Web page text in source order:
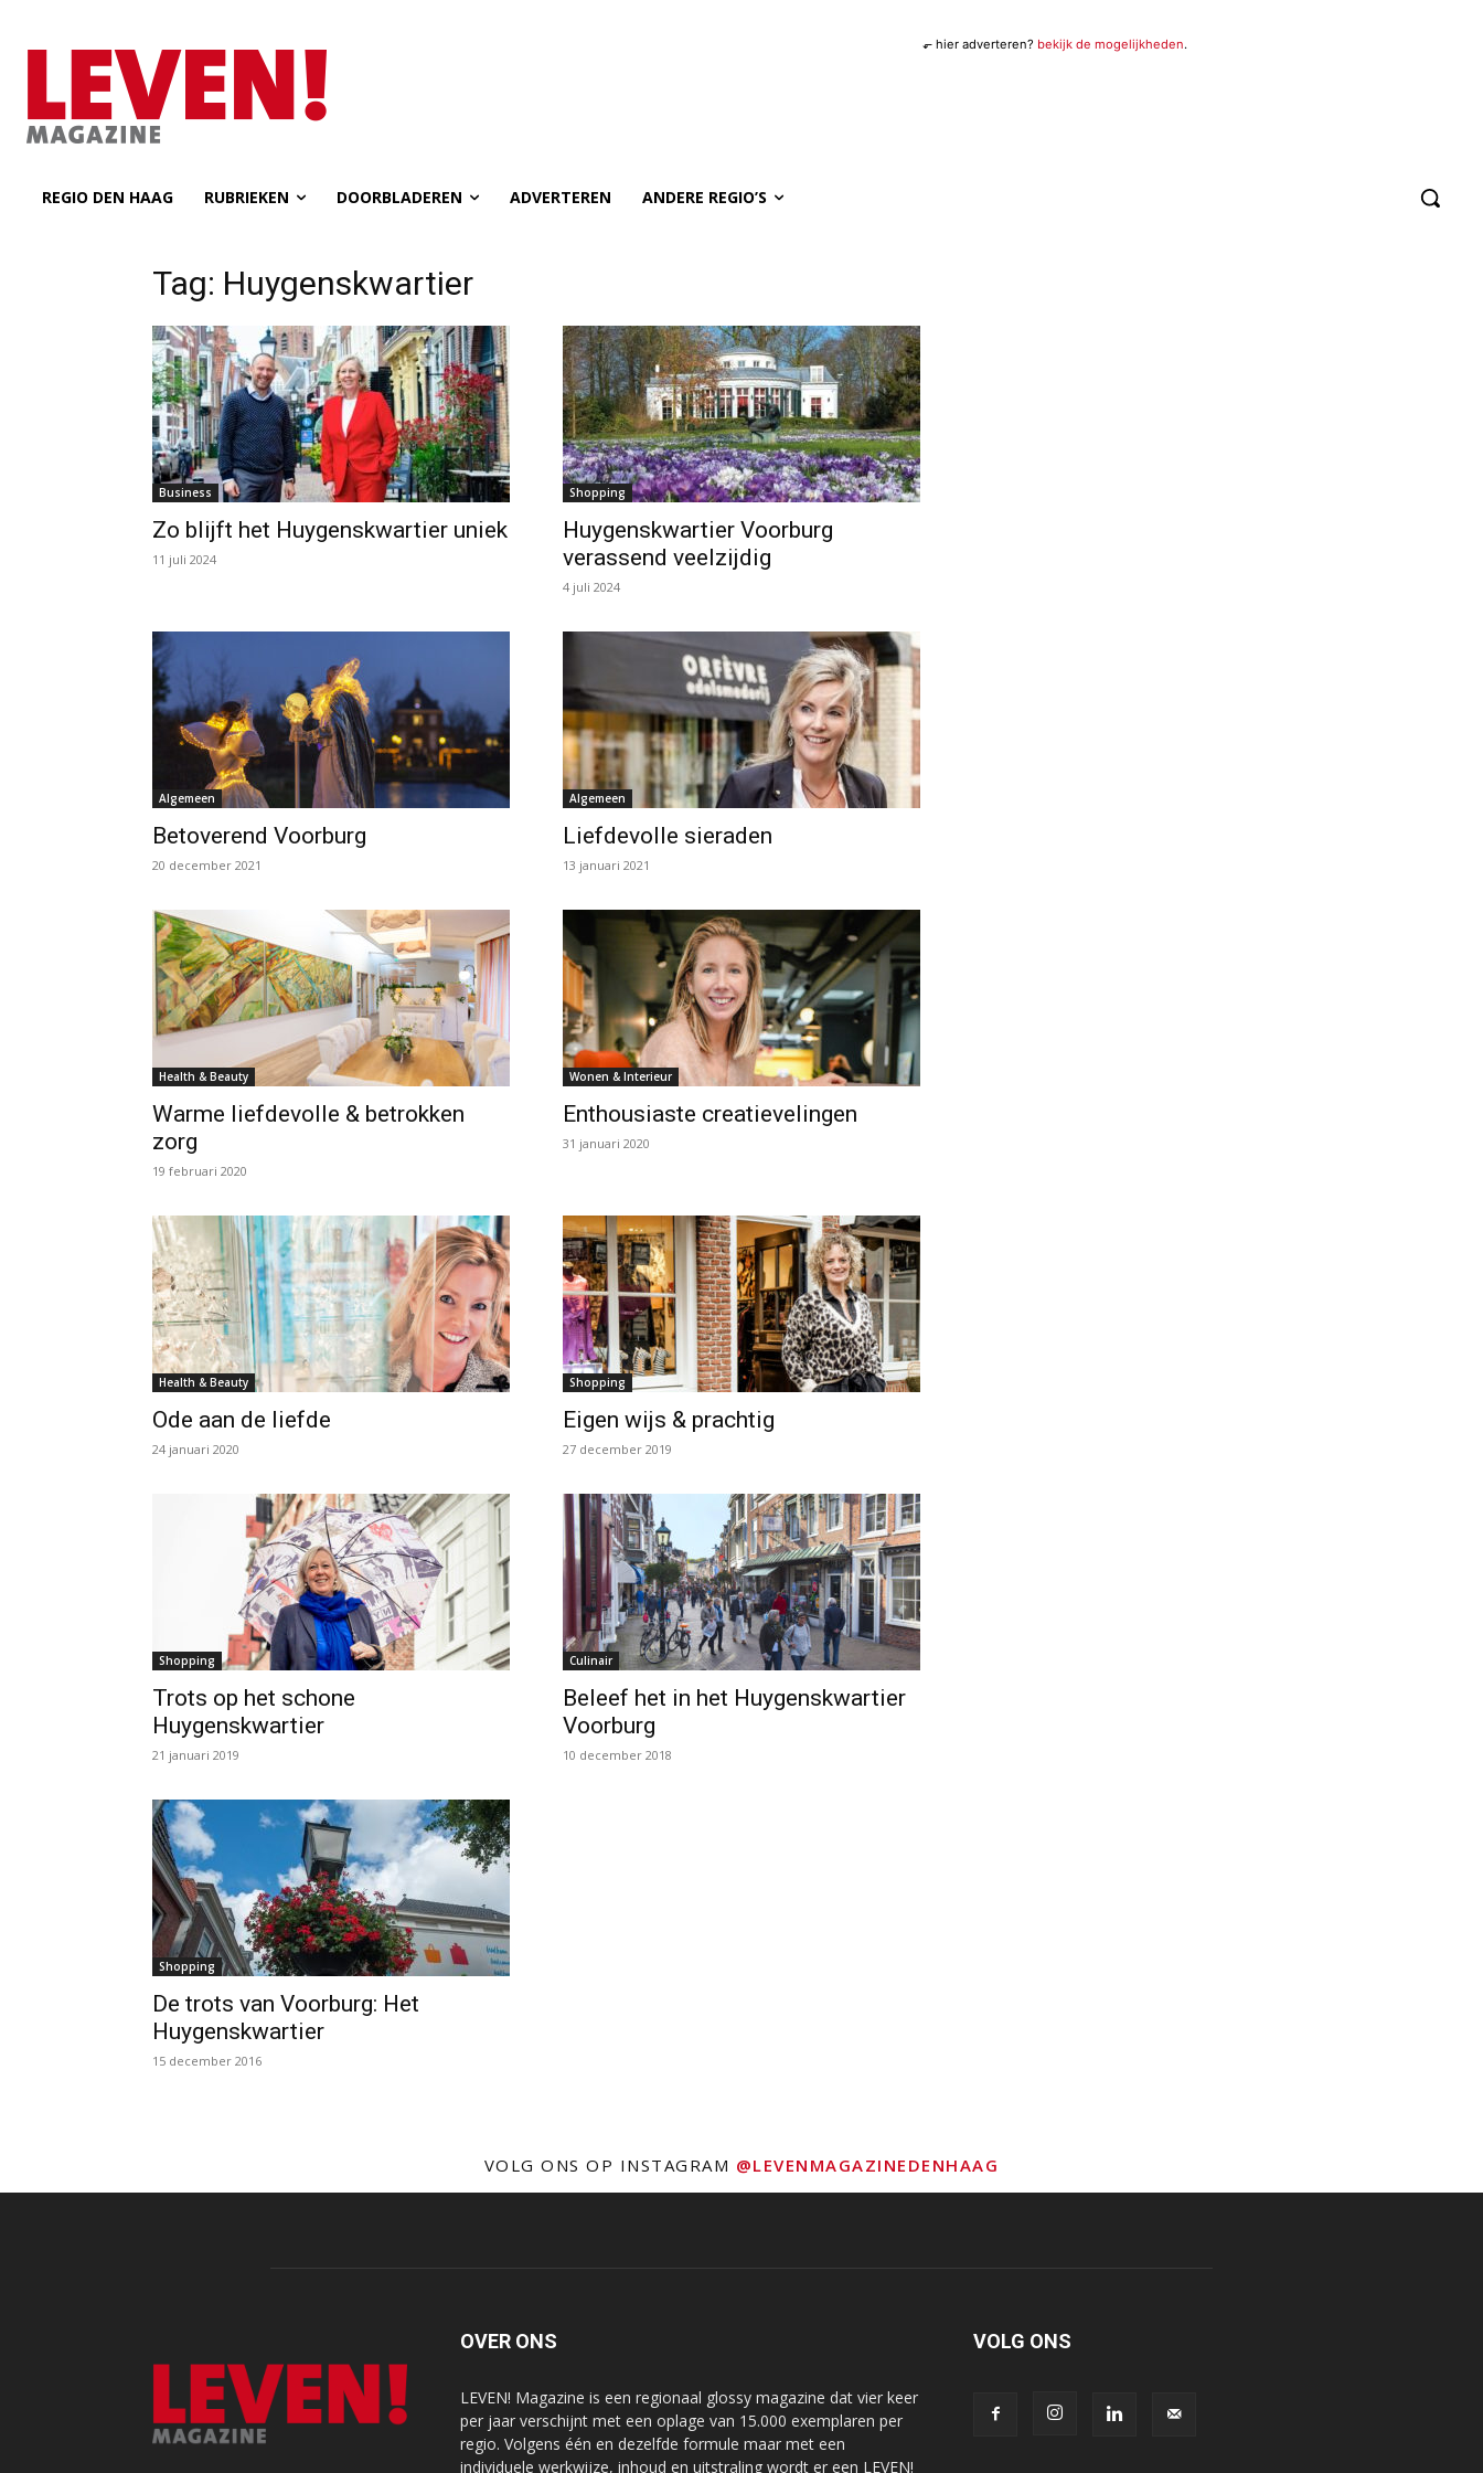
⬐ hier adverteren? bekijk de mogelijkheden.
REGIO DEN HAAG RUBRIEKEN DOORBLADEREN ADVERTEREN ANDERE REGIO’S
Tag: Huygenskwartier
Business
Zo blijft het Huygenskwartier uniek
11 juli 2024
Shopping
Huygenskwartier Voorburg
verassend veelzijdig
4 juli 2024
Algemeen
Betoverend Voorburg
20 december 2021
Algemeen
Liefdevolle sieraden
13 januari 2021
Health & Beauty
Warme liefdevolle & betrokken
zorg
19 februari 2020
Wonen & Interieur
Enthousiaste creatievelingen
31 januari 2020
Health & Beauty
Ode aan de liefde
24 januari 2020
Shopping
Eigen wijs & prachtig
27 december 2019
Shopping
Trots op het schone
Huygenskwartier
21 januari 2019
Culinair
Beleef het in het Huygenskwartier
Voorburg
10 december 2018
Shopping
De trots van Voorburg: Het
Huygenskwartier
15 december 2016
VOLG ONS OP INSTAGRAM @LEVENMAGAZINEDENHAAG
OVER ONS
LEVEN! Magazine is een regionaal glossy magazine dat vier keer
per jaar verschijnt met een oplage van 15.000 exemplaren per
regio. Volgens één en dezelfde formule maar met een
individuele werkwijze, inhoud en uitstraling wordt er een LEVEN!
VOLG ONS